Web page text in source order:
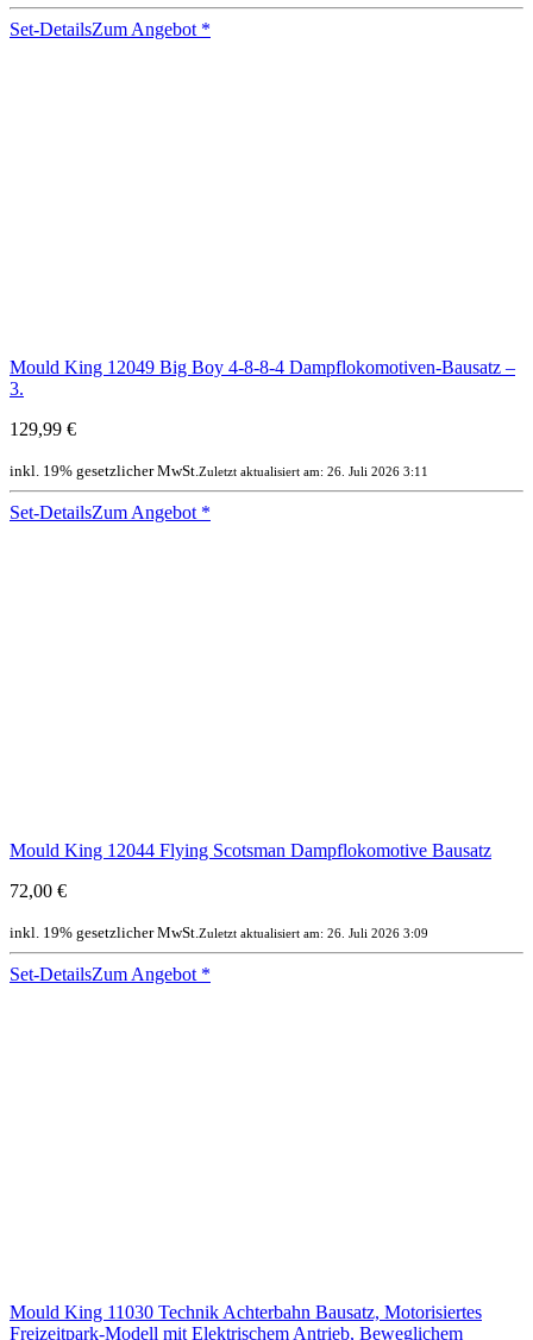
Set-DetailsZum Angebot *
Mould King 12049 Big Boy 4-8-8-4 Dampflokomotiven-Bausatz –
3.
129,99 €
inkl. 19% gesetzlicher MwSt.Zuletzt aktualisiert am: 26. Juli 2026 3:11
Set-DetailsZum Angebot *
Mould King 12044 Flying Scotsman Dampflokomotive Bausatz
72,00 €
inkl. 19% gesetzlicher MwSt.Zuletzt aktualisiert am: 26. Juli 2026 3:09
Set-DetailsZum Angebot *
Mould King 11030 Technik Achterbahn Bausatz, Motorisiertes
Freizeitpark-Modell mit Elektrischem Antrieb, Beweglichem